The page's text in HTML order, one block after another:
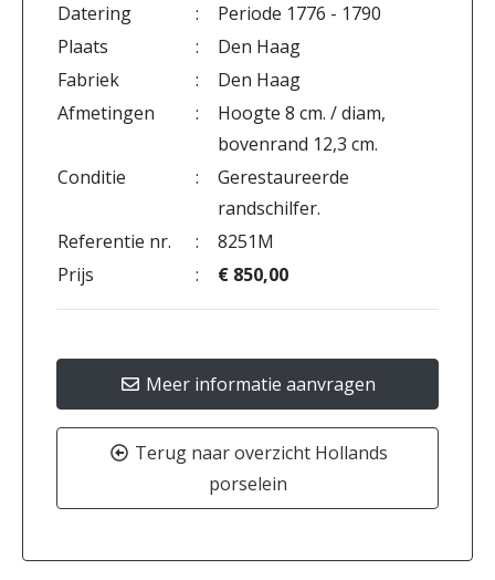
Datering
:
Periode 1776 - 1790
Plaats
:
Den Haag
Fabriek
:
Den Haag
Afmetingen
:
Hoogte 8 cm. / diam,
bovenrand 12,3 cm.
Conditie
:
Gerestaureerde
randschilfer.
Referentie nr.
:
8251M
Prijs
: € 850,00
Meer informatie aanvragen
Terug naar overzicht Hollands
porselein